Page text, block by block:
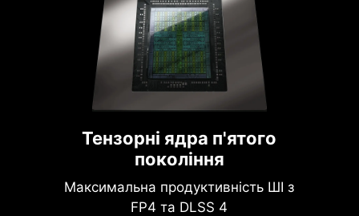
Тензорні ядра п'ятого
покоління
Максимальна продуктивність ШІ з
FP4 та DLSS 4